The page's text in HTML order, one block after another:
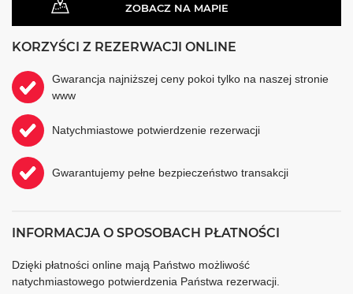
ZOBACZ NA MAPIE
KORZYŚCI Z REZERWACJI ONLINE
Gwarancja najniższej ceny pokoi tylko na naszej stronie
www
Natychmiastowe potwierdzenie rezerwacji
Gwarantujemy pełne bezpieczeństwo transakcji
INFORMACJA O SPOSOBACH PŁATNOŚCI
Dzięki płatności online mają Państwo możliwość
natychmiastowego potwierdzenia Państwa rezerwacji.